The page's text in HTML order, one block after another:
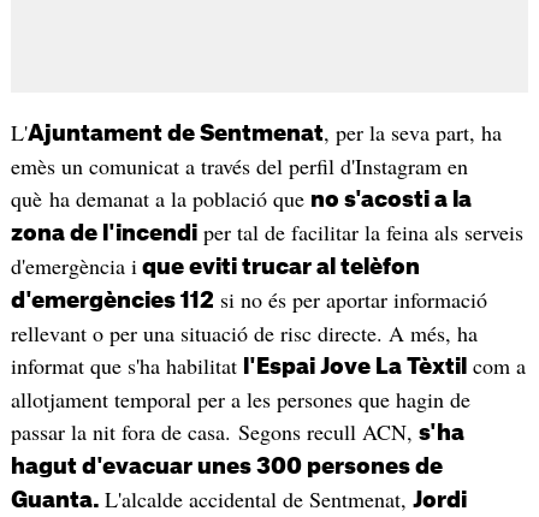
L'Ajuntament de Sentmenat, per la seva part, ha
emès un comunicat a través del perfil d'Instagram en
què ha demanat a la població que no s'acosti a la
zona de l'incendiper tal de facilitar la feina als serveis
d'emergència i que eviti trucar al telèfon
d'emergències 112 si no és per aportar informació
rellevant o per una situació de risc directe. A més, ha
informat que s'ha habilitat
l'Espai Jove La Tèxtil com a
allotjament temporal per a les persones que hagin de
passar la nit fora de casa. Segons recull ACN, s'ha
hagut d'evacuar unes 300 persones de
Guanta. L'alcalde accidental de Sentmenat, Jordi